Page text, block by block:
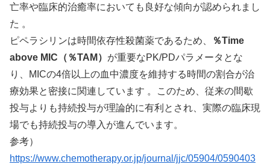
亡率や臨床的治癒率においても良好な傾向が認められまし
た 。
ピペラシリンは時間依存性殺菌薬であるため、
％Time
above MIC（％TAM） が重要なPK/PDパラメータとな
り、MICの4倍以上の血中濃度を維持する時間の割合が治
療効果と密接に関連しています 。このため、従来の間歇
投与よりも持続投与が理論的に有利とされ、実際の臨床現
場でも持続投与の導入が進んでいます。
参考）
https://www.chemotherapy.or.jp/journal/jjc/05904/0590403